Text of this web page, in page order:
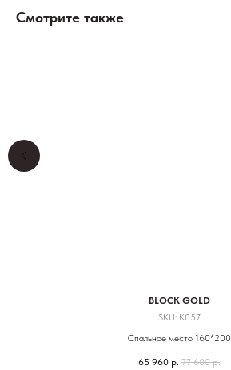
Смотрите также
BLOCK GOLD
SKU: К057
Спальное место 160*200
65 960 р. 77 600 р.